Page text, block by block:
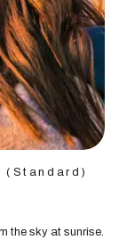
(Standard)
the sky at sunrise.